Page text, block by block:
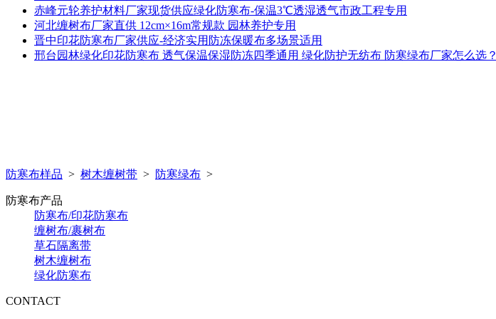
赤峰元轮养护材料厂家现货供应绿化防寒布-保温3℃透湿透气市政工程专用
河北缠树布厂家直供 12cm×16m常规款 园林养护专用
晋中印花防寒布厂家供应-经济实用防冻保暖布多场景适用
邢台园林绿化印花防寒布 透气保温保湿防冻四季通用 绿化防护无纺布 防寒绿布厂家怎么选？
防寒布样品 > 树木缠树带 > 防寒绿布 >
防寒布产品
防寒布/印花防寒布
缠树布/裹树布
草石隔离带
树木缠树布
绿化防寒布
CONTACT